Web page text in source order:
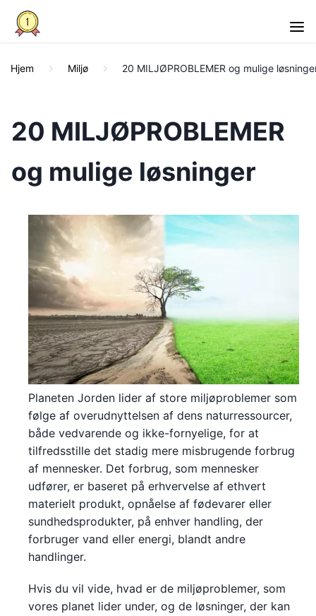
Hjem Miljø 20 MILJØPROBLEMER og mulige
20 MILJØPROBLEMER
og mulige løsninger
Planeten Jorden lider af store miljøproblemer som
følge af overudnyttelsen af dens naturressourcer,
både vedvarende og ikke-fornyelige, for at
tilfredsstille det stadig mere misbrugende forbrug
af mennesker. Det forbrug, som mennesker
udfører, er baseret på erhvervelse af ethvert
materielt produkt, opnåelse af fødevarer eller
sundhedsprodukter, på enhver handling, der
forbruger vand eller energi, blandt andre
handlinger.
Hvis du vil vide, hvad er de miljøproblemer, som
vores planet lider under, og de løsninger, der kan